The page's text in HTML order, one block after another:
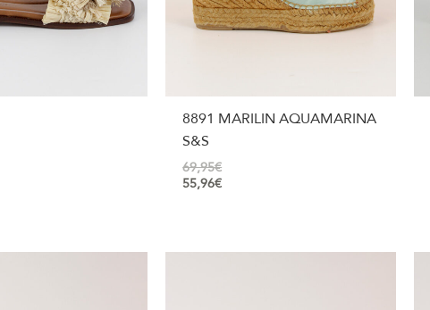
8891 MARILIN AQUAMARINA
S&S
69,95€
55,96€